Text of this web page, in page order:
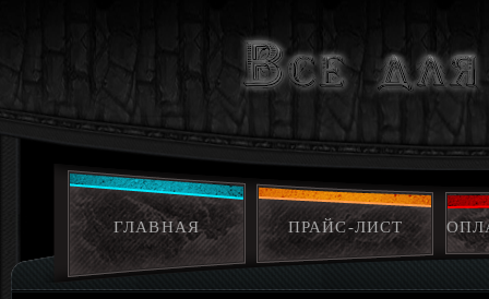
ГЛАВНАЯ ПРАЙС-ЛИСТ